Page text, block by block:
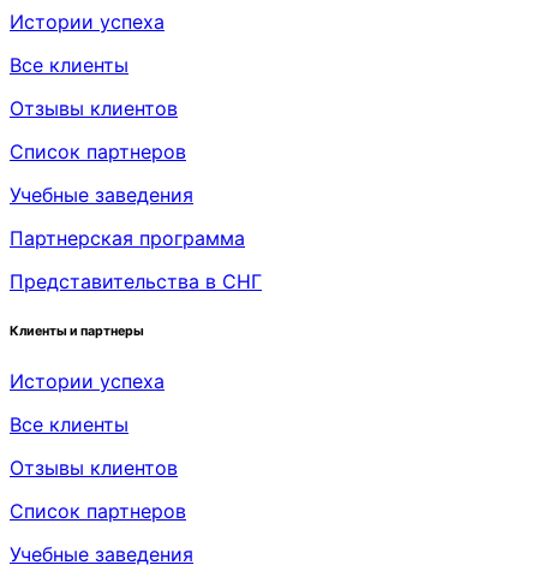
Истории успеха
Все клиенты
Отзывы клиентов
Список партнеров
Учебные заведения
Партнерская программа
Представительства в СНГ
Клиенты и партнеры
Истории успеха
Все клиенты
Отзывы клиентов
Список партнеров
Учебные заведения